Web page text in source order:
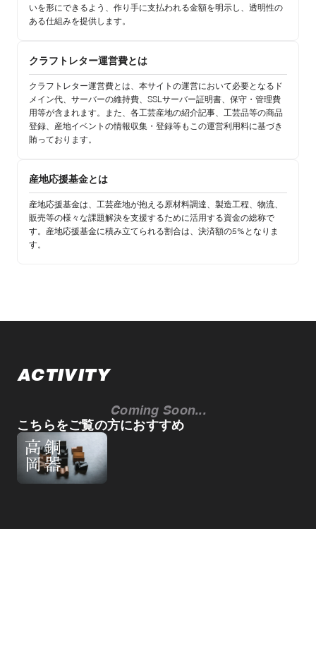
いを形にできるよう、作り手に支払われる金額を明示し、透明性の
ある仕組みを提供します。
クラフトレター運営費とは
クラフトレター運営費とは、本サイトの運営において必要となるド
メイン代、サーバーの維持費、SSLサーバー証明書、保守・管理費
用等が含まれます。また、各工芸産地の紹介記事、工芸品等の商品
登録、産地イベントの情報収集・登録等もこの運営利用料に基づき
賄っております。
産地応援基金とは
産地応援基金は、工芸産地が抱える原材料調達、製造工程、物流、
販売等の様々な課題解決を支援するために活用する資金の総称で
す。産地応援基金に積み立てられる割合は、決済額の5%となりま
す。
ACTIVITY
Coming Soon...
こちらをご覧の方におすすめ
高
岡
銅器